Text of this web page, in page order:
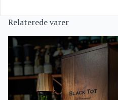
Relaterede varer